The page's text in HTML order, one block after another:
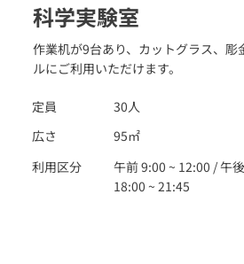
科学実験室
作業机が9台あり、カットグラス、彫
ルにご利用いただけます。
定員
30人
広さ
95㎡
利用区分
午前 9:00 ~ 12:00 / 午
18:00 ~ 21:45